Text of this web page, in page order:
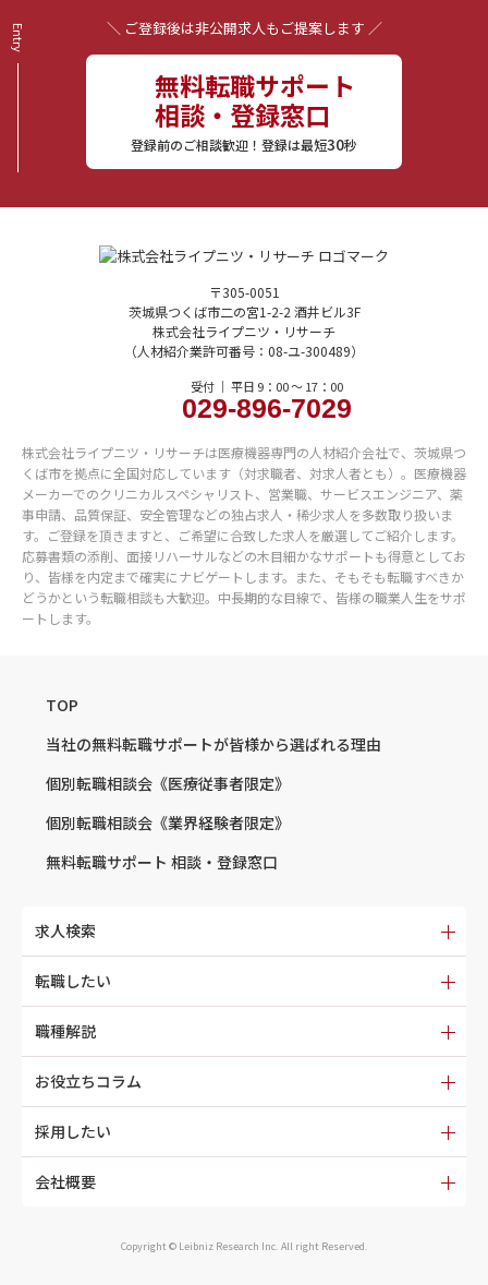
＼ ご登録後は非公開求人もご提案します ／
無料転職サポート
相談・登録窓口
登録前のご相談歓迎！登録は最短30秒
〒305-0051
茨城県つくば市二の宮1-2-2 酒井ビル3F
株式会社ライプニツ・リサーチ
（人材紹介業許可番号：08-ユ-300489）
受付 ｜ 平日 9：00 〜 17：00
029-896-7029
株式会社ライプニツ・リサーチは医療機器専門の人材紹介会社で、茨城県つ
くば市を拠点に全国対応しています（対求職者、対求人者とも）。医療機器
メーカーでのクリニカルスペシャリスト、営業職、サービスエンジニア、薬
事申請、品質保証、安全管理などの独占求人・稀少求人を多数取り扱いま
す。ご登録を頂きますと、ご希望に合致した求人を厳選してご紹介します。
応募書類の添削、面接リハーサルなどの木目細かなサポートも得意としてお
り、皆様を内定まで確実にナビゲートします。また、そもそも転職すべきか
どうかという転職相談も大歓迎。中長期的な目線で、皆様の職業人生をサポ
ートします。
TOP
当社の無料転職サポートが皆様から選ばれる理由
個別転職相談会 《医療従事者限定》
個別転職相談会 《業界経験者限定》
無料転職サポート 相談・登録窓口
求人検索
転職したい
職種解説
お役立ちコラム
採用したい
会社概要
Copyright © Leibniz Research Inc. All right Reserved.